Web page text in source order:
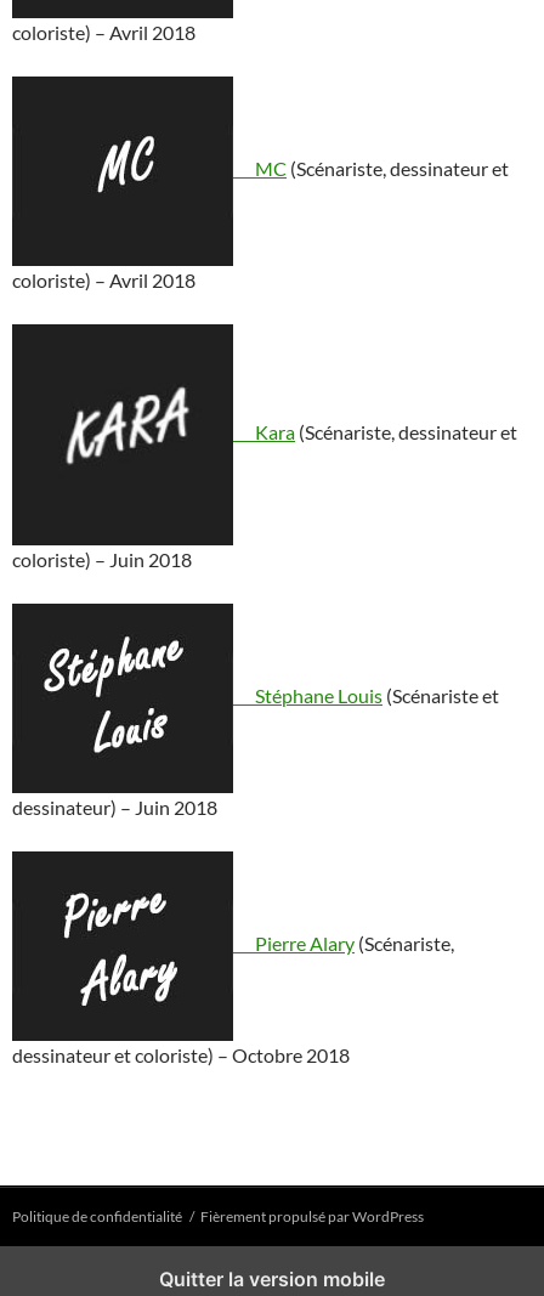
coloriste) – Avril 2018
MC (Scénariste, dessinateur et
coloriste) – Avril 2018
Kara (Scénariste, dessinateur et
coloriste) – Juin 2018
Stéphane Louis (Scénariste et
dessinateur) – Juin 2018
Pierre Alary (Scénariste,
dessinateur et coloriste) – Octobre 2018
Politique de confidentialité Fièrement propulsé par WordPress
Quitter la version mobile